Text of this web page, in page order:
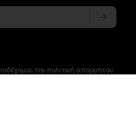
την πολιτική απορρήτου